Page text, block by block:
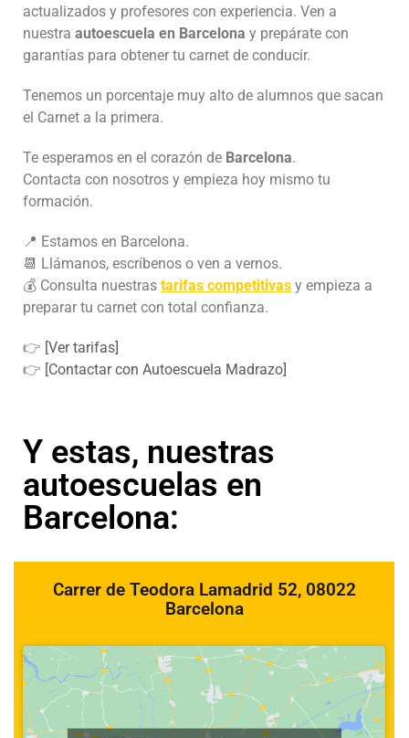
actualizados y profesores con experiencia. Ven a
nuestra autoescuela en Barcelona y prepárate con
garantías para obtener tu carnet de conducir.
Tenemos un porcentaje muy alto de alumnos que sacan
el Carnet a la primera.
Te esperamos en el corazón de Barcelona.
Contacta con nosotros y empieza hoy mismo tu
formación.
📍 Estamos en Barcelona.
📆 Llámanos, escríbenos o ven a vernos.
💰 Consulta nuestras tarifas competitivas y empieza a
preparar tu carnet con total confianza.
👉 [Ver tarifas]
👉 [Contactar con Autoescuela Madrazo]
Y estas, nuestras
autoescuelas en
Barcelona:
Carrer de Teodora Lamadrid 52, 08022
Barcelona